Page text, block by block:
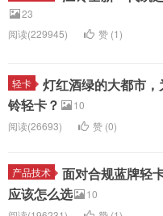
23
阅读(229945)
赞 (1)
轻卡
灯红酒绿的大都市
铃轻卡？
10
阅读(26693)
赞 (0)
产品技术
面对合规蓝牌轻
应该怎么选
10